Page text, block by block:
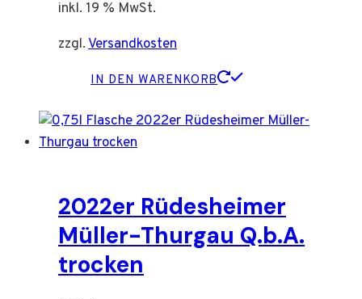
inkl. 19 % MwSt.
zzgl.Versandkosten
IN DEN WARENKORB
2022er Rüdesheimer
Müller-Thurgau Q.b.A.
trocken